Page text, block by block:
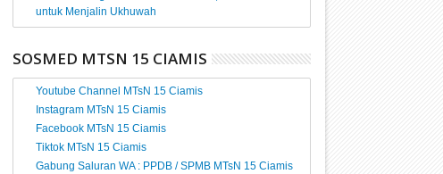
untuk Menjalin Ukhuwah
SOSMED MTSN 15 CIAMIS
Youtube Channel MTsN 15 Ciamis
Instagram MTsN 15 Ciamis
Facebook MTsN 15 Ciamis
Tiktok MTsN 15 Ciamis
Gabung Saluran WA : PPDB / SPMB MTsN 15 Ciamis